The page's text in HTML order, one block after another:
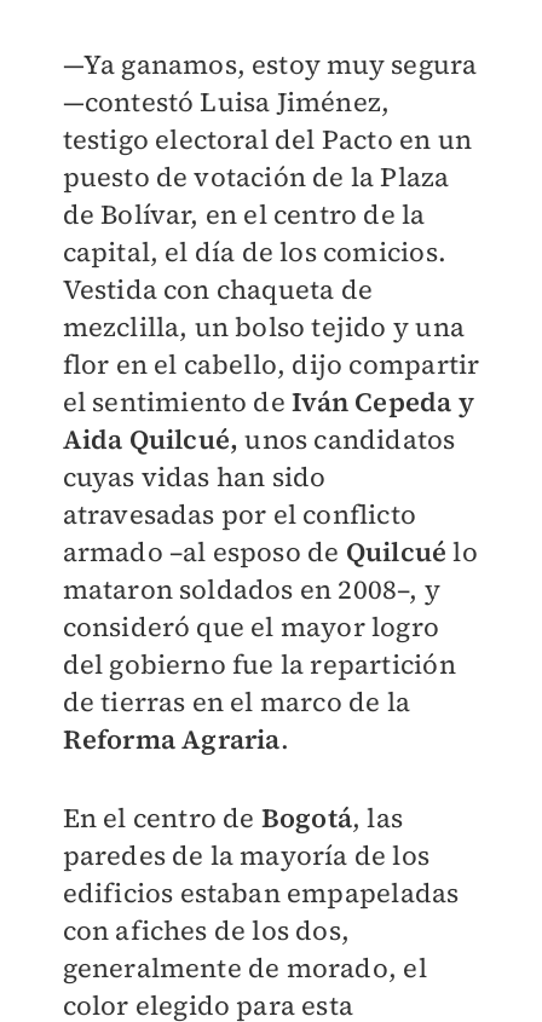
—Ya ganamos, estoy muy segura
—contestó Luisa Jiménez,
testigo electoral del Pacto en un
puesto de votación de la Plaza
de Bolívar, en el centro de la
capital, el día de los comicios.
Vestida con chaqueta de
mezclilla, un bolso tejido y una
flor en el cabello, dijo compartir
el sentimiento de Iván Cepeda y
Aida Quilcué, unos candidatos
cuyas vidas han sido
atravesadas por el conflicto
armado –al esposo de Quilcuélo
mataron soldados en 2008–, y
consideró que el mayor logro
del gobierno fue la repartición
de tierras en el marco de la
Reforma Agraria.
En el centro de Bogotá, las
paredes de la mayoría de los
edificios estaban empapeladas
con afiches de los dos,
generalmente de morado, el
color elegido para esta